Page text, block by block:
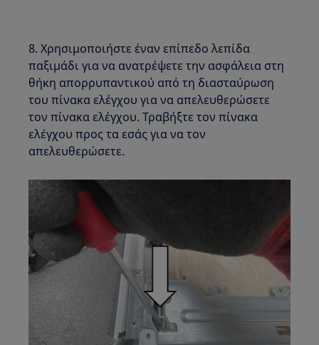
8. Χρησιμοποιήστε έναν επίπεδο λεπίδα
παξιμάδι για να ανατρέψετε την ασφάλεια στη
θήκη απορρυπαντικού από τη διασταύρωση
του πίνακα ελέγχου για να απελευθερώσετε
τον πίνακα ελέγχου. Τραβήξτε τον πίνακα
ελέγχου προς τα εσάς για να τον
απελευθερώσετε.